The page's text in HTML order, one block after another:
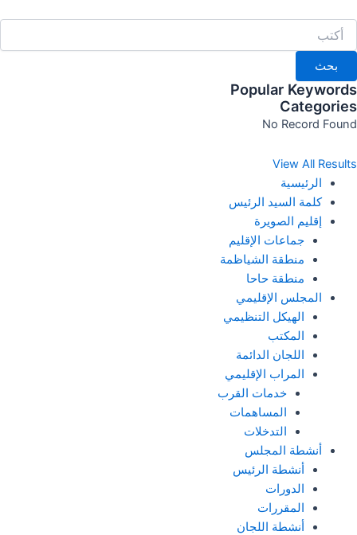
إلى
المحتوى
بحث
Popular Keywords
Categories
No Record Found
View All Results
الرئيسية
كلمة السيد الرئيس
إقليم الصويرة
جماعات الإقليم
منطقة الشياظمة
منطقة حاحا
المجلس الإقليمي
الهيكل التنظيمي
المكتب
اللجان الدائمة
المراب الإقليمي
خدمات القرب
المساهمات
التدخلات
أنشطة المجلس
أنشطة الرئيس
الدورات
المقررات
أنشطة اللجان